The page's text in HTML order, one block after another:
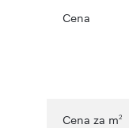
Cena
Cena za m2